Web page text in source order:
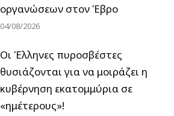
οργανώσεων στον Έβρο
04/08/2026
Οι Έλληνες πυροσβέστες
θυσιάζονται για να μοιράζει η
κυβέρνηση εκατομμύρια σε
«ημέτερους»!